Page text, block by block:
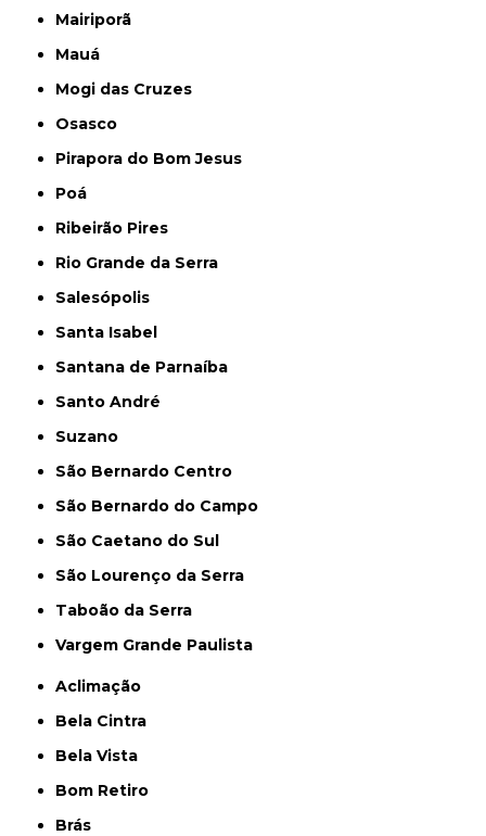
Mairiporã
Mauá
Mogi das Cruzes
Osasco
Pirapora do Bom Jesus
Poá
Ribeirão Pires
Rio Grande da Serra
Salesópolis
Santa Isabel
Santana de Parnaíba
Santo André
Suzano
São Bernardo Centro
São Bernardo do Campo
São Caetano do Sul
São Lourenço da Serra
Taboão da Serra
Vargem Grande Paulista
Aclimação
Bela Cintra
Bela Vista
Bom Retiro
Brás